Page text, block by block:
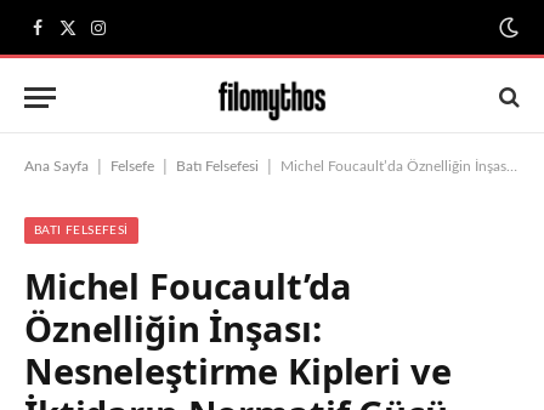
Facebook
X
(Twitter)
Instagram
Ana Sayfa Felsefe Batı Felsefesi Michel Foucault’da Öznelliğin İnşası: Nesneleştirme Kipleri ve İktidarın Normatif Gücü
BATI FELSEFESI
Michel Foucault’da
Öznelliğin İnşası:
Nesneleştirme Kipleri ve